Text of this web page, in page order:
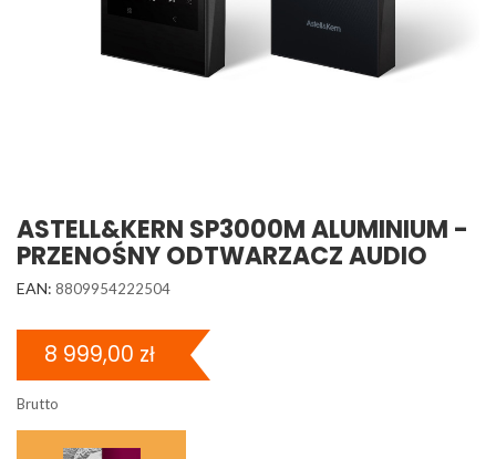
ASTELL&KERN SP3000M ALUMINIUM -
PRZENOŚNY ODTWARZACZ AUDIO
EAN: 8809954222504
8 999,00 zł
Brutto